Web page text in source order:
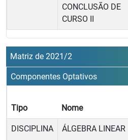
CONCLUSÃO DE
CURSO II
Matriz de 2021/2
Componentes Optativos
Tipo Nome
DISCIPLINA ÁLGEBRA LINEAR